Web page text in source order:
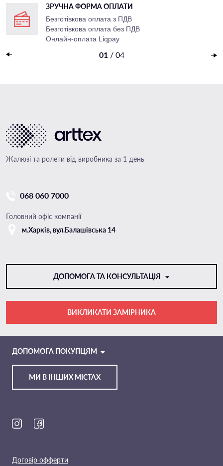
ЗРУЧНА ФОРМА ОПЛАТИ
Безготівкова оплата з ПДВ
Безготівкова оплата без ПДВ
Онлайн-оплата Liqpay
01 / 04
Жалюзі та ролети від виробника за 1 день
068 060 7000
Головний офіс компанії
м.Харкiв, вул.Балашівська 14
ДОПОМОГА ТА КОНСУЛЬТАЦІЯ
TELEGRAM
ВИКЛИКАТИ ЗАМІРНИКА
МИ В ІНШИХ МІСТАХ
ДОПОМОГА ПОКУПЦЯМ
Договір офферти